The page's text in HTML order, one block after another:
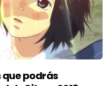
que podrás